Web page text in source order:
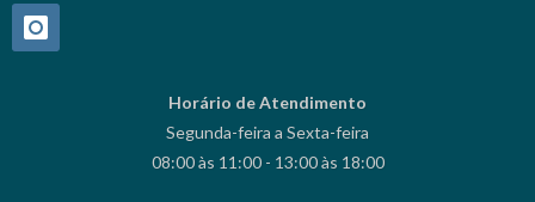
Horário de Atendimento
Segunda-feira a Sexta-feira
08:00 às 11:00 - 13:00 às 18:00